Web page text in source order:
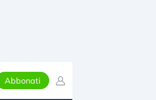
Abbonati